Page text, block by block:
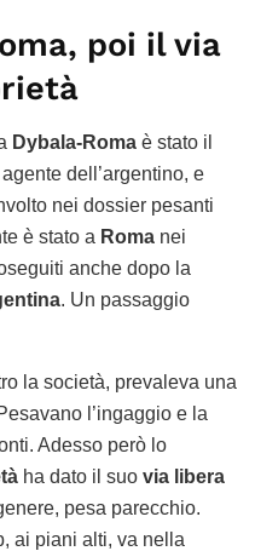
poi il via
Dybala-Roma è stato il
agente dell’argentino, e
nei dossier pesanti
è stato a Roma nei
anche dopo la
. Un passaggio
la società, prevaleva una
l’ingaggio e la
Adesso però lo
ha dato il suo via libera
pesa parecchio.
ai piani alti, va nella